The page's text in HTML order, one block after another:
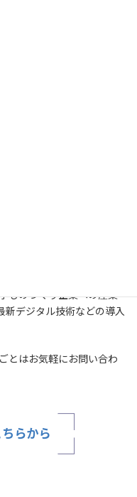
ものづくり企業への産業
デジタル技術などの導入
とはお気軽にお問い合わ